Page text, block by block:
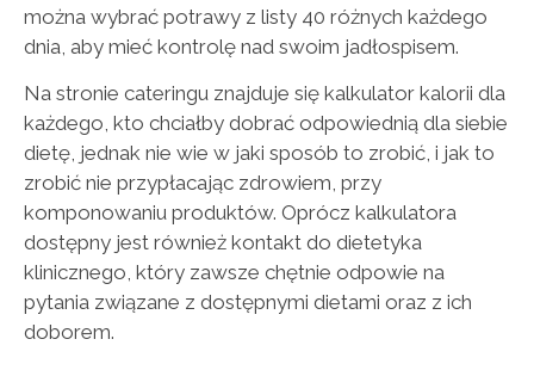
można wybrać potrawy z listy 40 różnych każdego
dnia, aby mieć kontrolę nad swoim jadłospisem.
Na stronie cateringu znajduje się kalkulator kalorii dla
każdego, kto chciałby dobrać odpowiednią dla siebie
dietę, jednak nie wie w jaki sposób to zrobić, i jak to
zrobić nie przypłacając zdrowiem, przy
komponowaniu produktów. Oprócz kalkulatora
dostępny jest również kontakt do dietetyka
klinicznego, który zawsze chętnie odpowie na
pytania związane z dostępnymi dietami oraz z ich
doborem.